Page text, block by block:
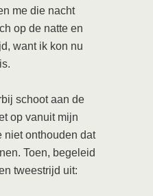
me die nacht
op de natte en
want ik kon nu
schoot aan de
op vanuit mijn
niet onthouden dat
Toen, begeleid
tweestrijd uit: